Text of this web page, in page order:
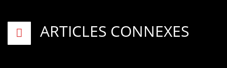
ARTICLES CONNEXES